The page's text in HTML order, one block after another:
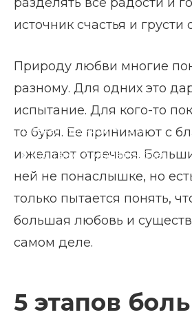
Главная страница
Блог
Что такое большая любовь
источник счастья и
Природу любви многие
разному. Для одних это
испытание. Для кого-то
то буря. Ее принимают с
и желают отречься.
ней не понаслышке, но
только пытается понять,
большая любовь и
самом деле.
5 этапов